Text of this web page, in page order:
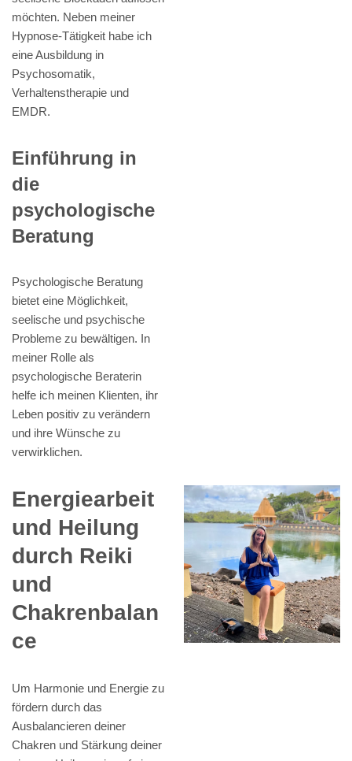
möchten. Neben meiner
Hypnose-Tätigkeit habe ich
eine Ausbildung in
Psychosomatik,
Verhaltenstherapie und
EMDR.
Einführung in
die
psychologische
Beratung
Psychologische Beratung
bietet eine Möglichkeit,
seelische und psychische
Probleme zu bewältigen. In
meiner Rolle als
psychologische Beraterin
helfe ich meinen Klienten, ihr
Leben positiv zu verändern
und ihre Wünsche zu
verwirklichen.
Energiearbeit
und Heilung
durch Reiki
und
Chakrenbalan
ce
Um Harmonie und Energie zu
fördern durch das
Ausbalancieren deiner
Chakren und Stärkung deiner